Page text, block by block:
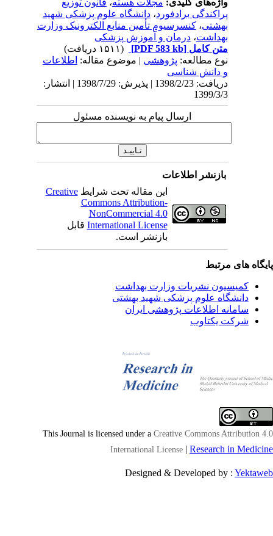
واژه‌های کلیدی:مجلات هسته،قانون توزیع
پراکندگی برادفورد ،دانشگاه علوم پزشکی شهید
بهشتی،کنسرسیوم تأمین منابع الکترونیک وزارت
بهداشت،درمان و آموزش پزشکی
متن کامل[PDF 583 kb]
نوع مطالعه:پژوهشی| موضوع مقاله:اطلاعات
و دانش شناسی
دریافت: 1398/2/23 | پذیرش: 1398/7/29 | انتشار:
1399/3/3
ارسال پیام به نویسنده مسئول
بازنشر اطلاعات
این مقاله تحت شرایطCreative
Commons Attribution-
NonCommercial 4.0
International Licenseقابل
بازنشر است.
های مرتبط
کمیسیون نشریات وزارت بهداشت
دانشگاه علوم پزشکی شهید بهشتی
سامانه اطلاعات پژوهشی ایران
شرکت یکتاوب
This Journal is licensed under aCreative Commons Attribution
International License|Research in
Designed & Developed by :